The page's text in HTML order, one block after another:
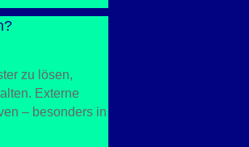
zu lösen,
Externe
– besonders in